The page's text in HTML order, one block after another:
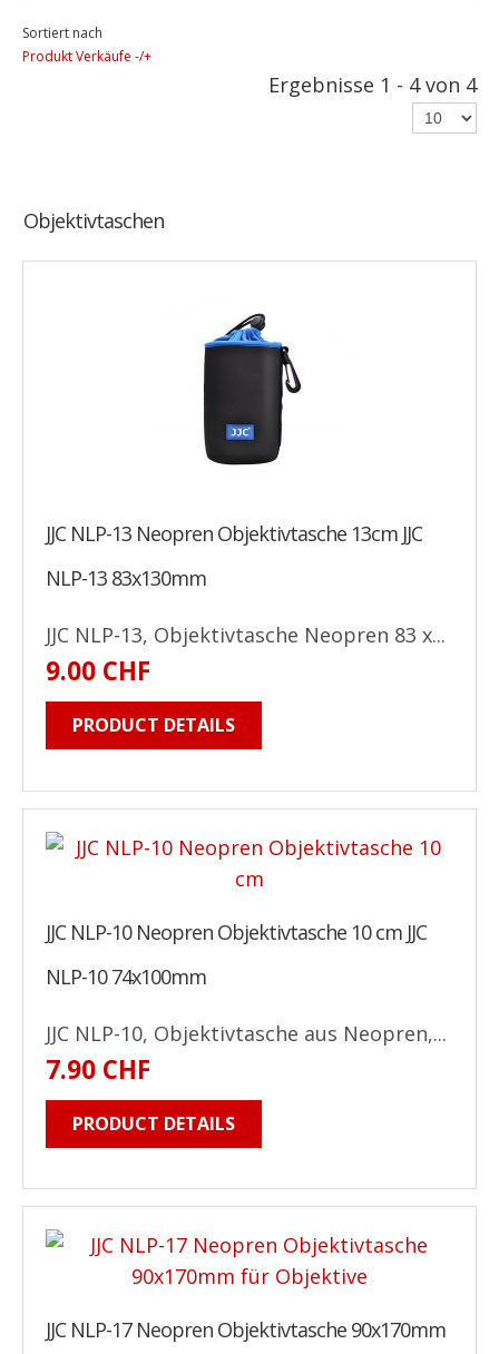
Sortiert nach
Produkt Verkäufe -/+
Ergebnisse 1 - 4 von 4
Objektivtaschen
JJC NLP-13 Neopren Objektivtasche 13cm JJC
NLP-13 83x130mm
JJC NLP-13, Objektivtasche Neopren 83 x...
9.00 CHF
PRODUCT DETAILS
JJC NLP-10 Neopren Objektivtasche 10 cm JJC
NLP-10 74x100mm
JJC NLP-10, Objektivtasche aus Neopren,...
7.90 CHF
PRODUCT DETAILS
JJC NLP-17 Neopren Objektivtasche 90x170mm